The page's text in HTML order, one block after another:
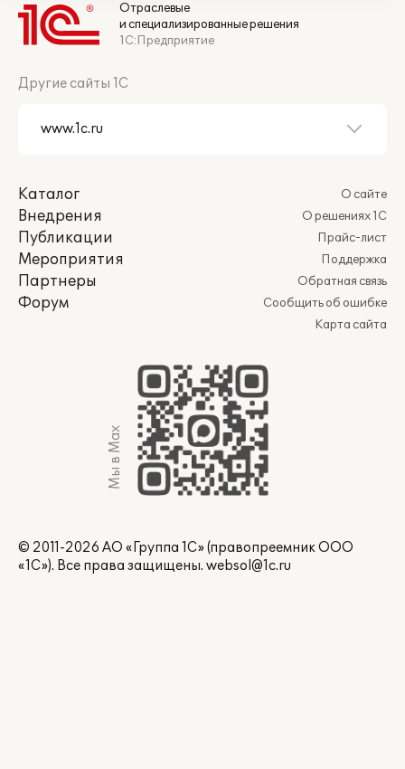
Отраслевые
и специализированные решения
1С:Предприятие
Другие сайты 1С
Каталог
Внедрения
Публикации
Мероприятия
Партнеры
Форум
О сайте
О решениях 1С
Прайс-лист
Поддержка
Обратная связь
Сообщить об ошибке
Карта сайта
Мы в Max
© 2011-2026 АО «Группа 1С» (правопреемник ООО
«1С»). Все права защищены. websol@1c.ru